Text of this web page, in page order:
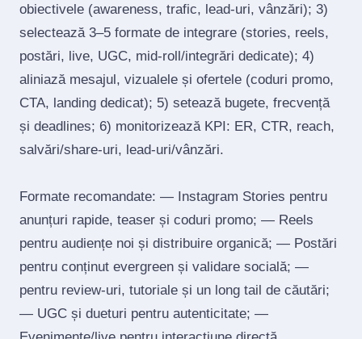
obiectivele (awareness, trafic, lead‑uri, vânzări); 3)
selectează 3–5 formate de integrare (stories, reels,
postări, live, UGC, mid‑roll/integrări dedicate); 4)
aliniază mesajul, vizualele și ofertele (coduri promo,
CTA, landing dedicat); 5) setează bugete, frecvență
și deadlines; 6) monitorizează KPI: ER, CTR, reach,
salvări/share‑uri, lead‑uri/vânzări.
Formate recomandate: — Instagram Stories pentru
anunțuri rapide, teaser și coduri promo; — Reels
pentru audiențe noi și distribuire organică; — Postări
pentru conținut evergreen și validare socială; —
pentru review‑uri, tutoriale și un long tail de căutări;
— UGC și dueturi pentru autenticitate; —